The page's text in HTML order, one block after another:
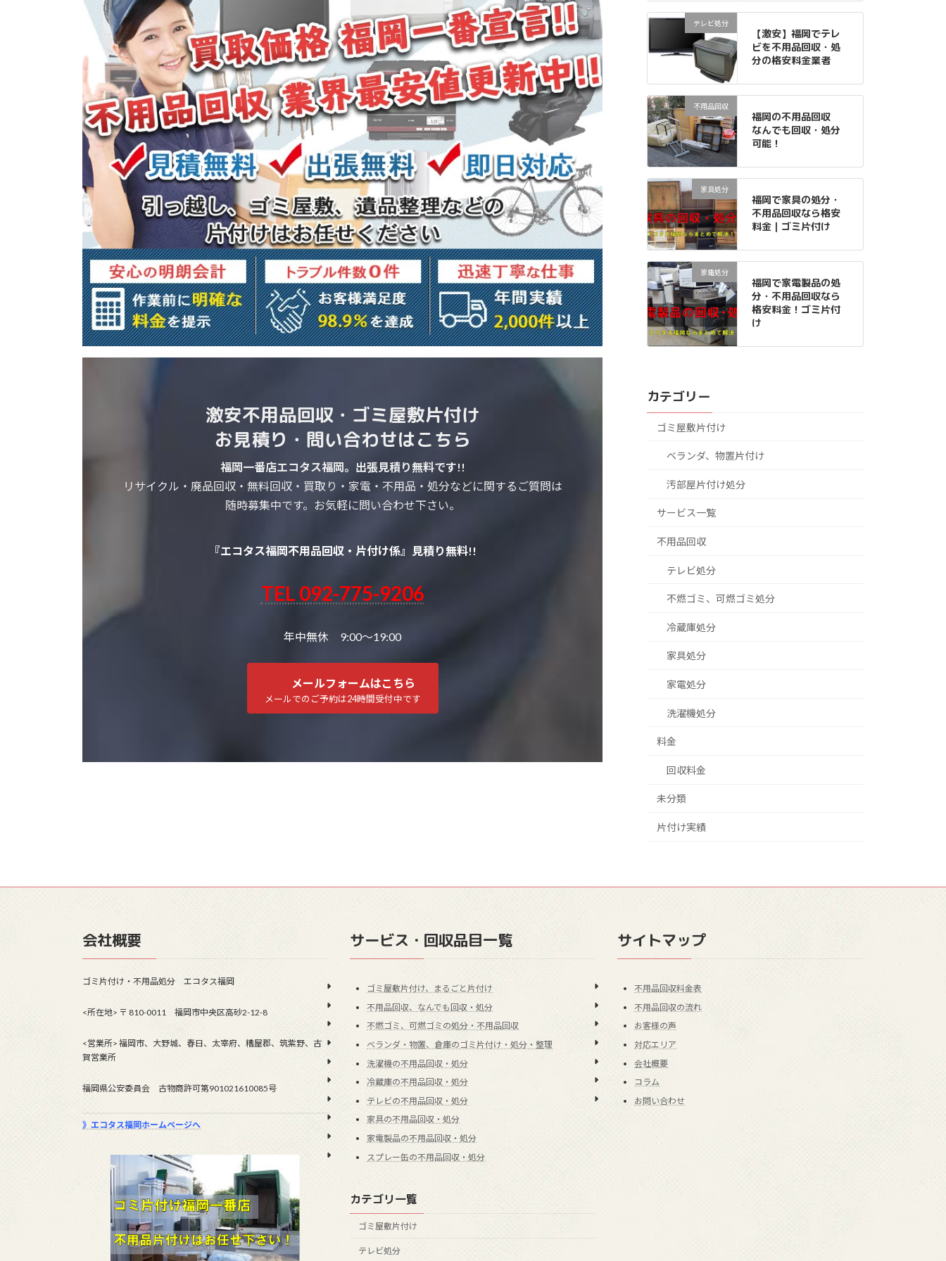
激安不用品回収・ ゴミ屋敷片付け
お見積り・問い合わせはこちら
福岡一番店エコタス福岡。出張見積り無料です!!
リサイクル・廃品回収・無料回収・買取り・家電・不用品・処分などに関するご質問は
随時募集中です。お気軽に問い合わせ下さい。
『エコタス福岡不用品回収・片付け係』見積り無料!!
TEL 092-775-9206
年中無休 9:00～19:00
メールフォームはこちら
メールでのご予約は24時間受付中です
テレビ処分
【激安】福岡でテレ
ビを不用品回収・処
分の格安料金業者
不用品回収
福岡の不用品回収
なんでも回収・処分
可能！
家具処分
福岡で家具の処分・
不用品回収なら格安
料金｜ゴミ片付け
家電処分
福岡で家電製品の処
分・不用品回収なら
格安料金！ゴミ片付
け
カテゴリー
ゴミ屋敷片付け
ベランダ、物置片付け
汚部屋片付け処分
サービス一覧
不用品回収
テレビ処分
不燃ゴミ、可燃ゴミ処分
冷蔵庫処分
家具処分
家電処分
洗濯機処分
料金
回収料金
未分類
片付け実績
会社概要
ゴミ片付け・不用品処分 エコタス福岡
<所在地> 〒 810-0011 福岡市中央区高砂2-12-8
<営業所> 福岡市、大野城、春日、太宰府、糟屋郡、筑紫野、古
賀営業所
福岡県公安委員会 古物商許可第901021610085号
》エコタス福岡ホームページへ
サービス・回収品目一覧
ゴミ屋敷片付け、まるごと片付け
不用品回収、なんでも回収・処分
不燃ゴミ、可燃ゴミの処分・不用品回収
ベランダ・物置、倉庫のゴミ片付け・処分・整理
洗濯機の不用品回収・処分
冷蔵庫の不用品回収・処分
テレビの不用品回収・処分
家具の不用品回収・処分
家電製品の不用品回収・処分
スプレー缶の不用品回収・処分
カテゴリ一覧
ゴミ屋敷片付け
テレビ処分
サイトマップ
不用品回収料金表
不用品回収の流れ
お客様の声
対応エリア
会社概要
コラム
お問い合わせ